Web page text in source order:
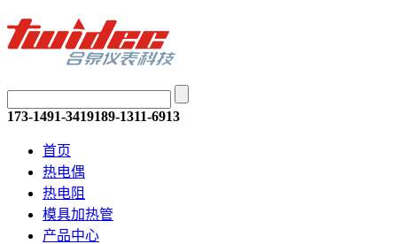
173-1491-3419189-1311-6913
首页
热电偶
热电阻
模具加热管
产品中心